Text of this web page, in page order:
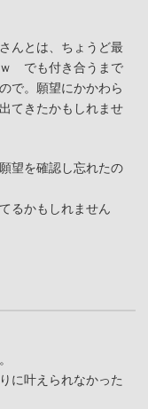
んとは、ちょうど最
でも付き合うまで
で。願望にかかわら
てきたかもしれませ
望を確認し忘れたの
るかもしれません
に叶えられなかった